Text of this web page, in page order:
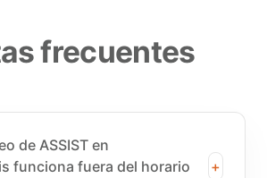
frecuentes
de ASSIST en
funciona fuera del horario
+